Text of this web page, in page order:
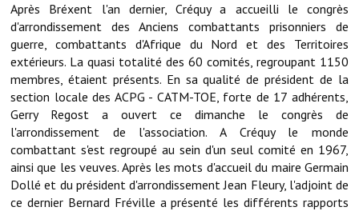
Horaires de la mairie
Les foulées fressinoises
ACCÈS RAPIDE
Démarches administratives
Projets et travaux en cours
Fêtes et manifestations
Après Bréxent l'an dernier, Créquy a accueilli le congrès
d'arrondissement des Anciens combattants prisonniers de
guerre, combattants d'Afrique du Nord et des Territoires
extérieurs. La quasi totalité des 60 comités, regroupant 1150
membres, étaient présents. En sa qualité de président de la
section locale des ACPG - CATM-TOE, forte de 17 adhérents,
Gerry Regost a ouvert ce dimanche le congrès de
l'arrondissement de l'association. A Créquy le monde
combattant s'est regroupé au sein d'un seul comité en 1967,
ainsi que les veuves. Après les mots d'accueil du maire Germain
Dollé et du président d'arrondissement Jean Fleury, l'adjoint de
ce dernier Bernard Fréville a présenté les différents rapports